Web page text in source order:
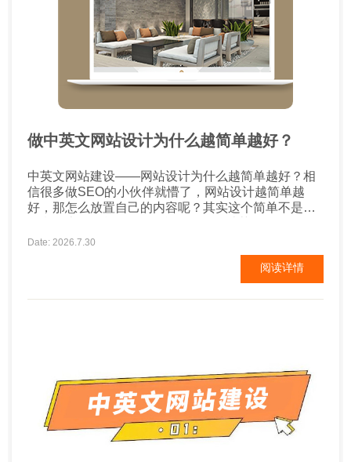
做中英文网站设计为什么越简单越好？
中英文网站建设——网站设计为什么越简单越好？相
信很多做SEO的小伙伴就懵了，网站设计越简单越
好，那怎么放置自己的内容呢？其实这个简单不是字
换 一项又一项研究证明，简单的网页设计比繁复的网
站有更多的转化率。许多电商店主甚至表示，在简化
了网站后，销售额出现了大幅增长。试图通过拉出所
有的花哨的东西来促进销售是很诱人的，但是过于努
力实际上会产生相反的效果...
Date: 2026.7.30
阅读详情